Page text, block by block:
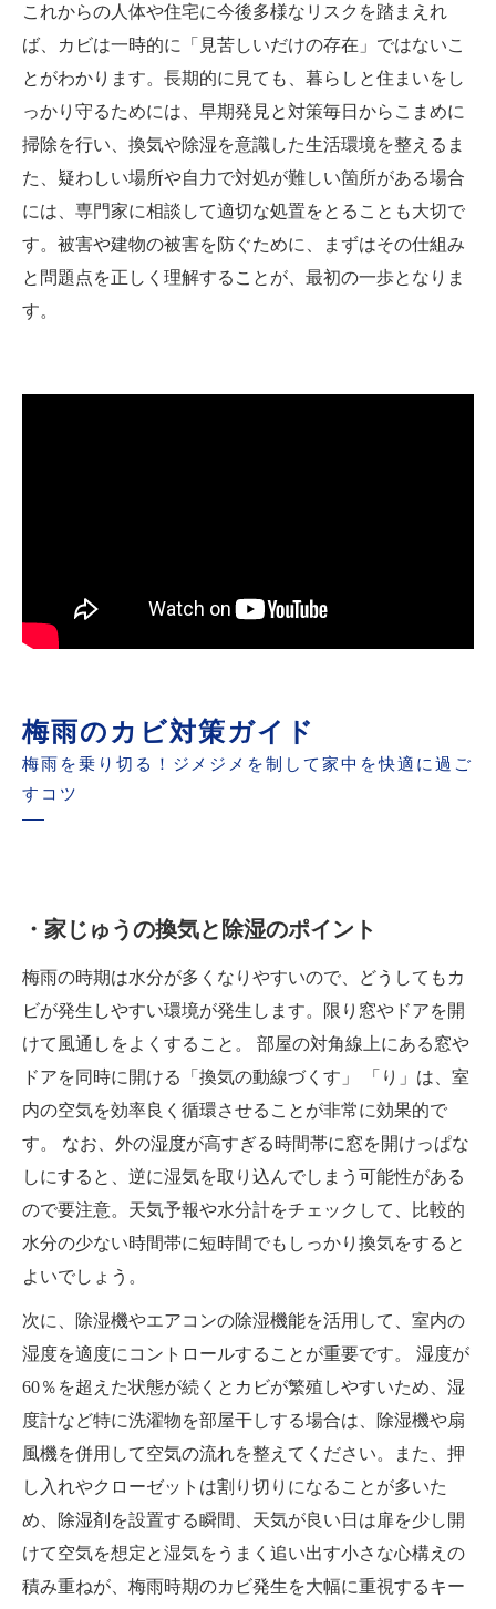
これからの人体や住宅に今後多様なリスクを踏まえれ
ば、カビは一時的に「見苦しいだけの存在」ではないこ
とがわかります。長期的に見ても、暮らしと住まいをし
っかり守るためには、早期発見と対策毎日からこまめに
掃除を行い、換気や除湿を意識した生活環境を整えるま
た、疑わしい場所や自力で対処が難しい箇所がある場合
には、専門家に相談して適切な処置をとることも大切で
す。被害や建物の被害を防ぐために、まずはその仕組み
と問題点を正しく理解することが、最初の一歩となりま
す。
梅雨のカビ対策ガイド
梅雨を乗り切る！ジメジメを制して家中を快適に過ご
すコツ
・家じゅうの換気と除湿のポイント
梅雨の時期は水分が多くなりやすいので、どうしてもカ
ビが発生しやすい環境が発生します。限り窓やドアを開
けて風通しをよくすること。 部屋の対角線上にある窓や
ドアを同時に開ける「換気の動線づくす」 「り」は、室
内の空気を効率良く循環させることが非常に効果的で
す。 なお、外の湿度が高すぎる時間帯に窓を開けっぱな
しにすると、逆に湿気を取り込んでしまう可能性がある
ので要注意。天気予報や水分計をチェックして、比較的
水分の少ない時間帯に短時間でもしっかり換気をすると
よいでしょう。
次に、除湿機やエアコンの除湿機能を活用して、室内の
湿度を適度にコントロールすることが重要です。 湿度が
60％を超えた状態が続くとカビが繁殖しやすいため、湿
度計など特に洗濯物を部屋干しする場合は、除湿機や扇
風機を併用して空気の流れを整えてください。また、押
し入れやクローゼットは割り切りになることが多いた
め、除湿剤を設置する瞬間、天気が良い日は扉を少し開
けて空気を想定と湿気をうまく追い出す小さな心構えの
積み重ねが、梅雨時期のカビ発生を大幅に重視するキー